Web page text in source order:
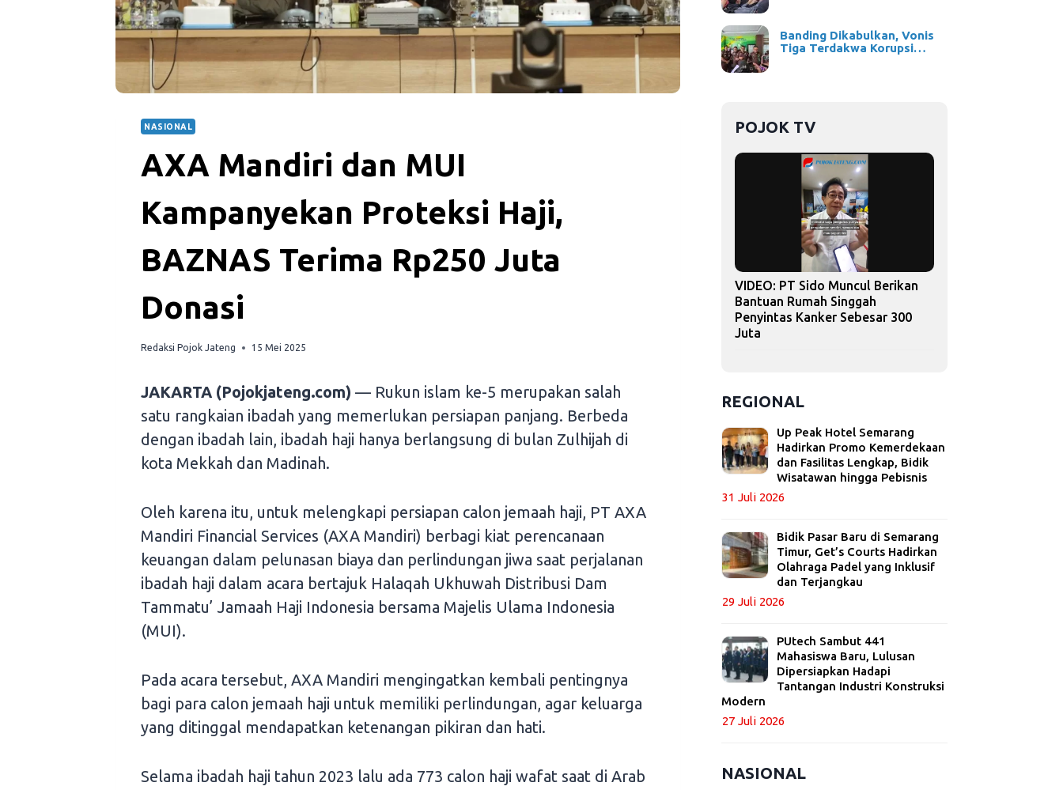
NASIONAL
AXA Mandiri dan MUI
Kampanyekan Proteksi Haji,
BAZNAS Terima Rp250 Juta
Donasi
Redaksi Pojok Jateng 15 Mei 2025
JAKARTA (Pojokjateng.com) — Rukun islam ke-5 merupakan salah
satu rangkaian ibadah yang memerlukan persiapan panjang. Berbeda
dengan ibadah lain, ibadah haji hanya berlangsung di bulan Zulhijah di
kota Mekkah dan Madinah.
Oleh karena itu, untuk melengkapi persiapan calon jemaah haji, PT AXA
Mandiri Financial Services (AXA Mandiri) berbagi kiat perencanaan
keuangan dalam pelunasan biaya dan perlindungan jiwa saat perjalanan
ibadah haji dalam acara bertajuk Halaqah Ukhuwah Distribusi Dam
Tammatu’ Jamaah Haji Indonesia bersama Majelis Ulama Indonesia
(MUI).
Pada acara tersebut, AXA Mandiri mengingatkan kembali pentingnya
bagi para calon jemaah haji untuk memiliki perlindungan, agar keluarga
yang ditinggal mendapatkan ketenangan pikiran dan hati.
Selama ibadah haji tahun 2023 lalu ada 773 calon haji wafat saat di Arab
Banding Dikabulkan, Vonis
Tiga Terdakwa Korupsi…
POJOK TV
VIDEO: PT Sido Muncul Berikan
Bantuan Rumah Singgah
Penyintas Kanker Sebesar 300
Juta
REGIONAL
Up Peak Hotel Semarang
Hadirkan Promo Kemerdekaan
dan Fasilitas Lengkap, Bidik
Wisatawan hingga Pebisnis
31 Juli 2026
Bidik Pasar Baru di Semarang
Timur, Get’s Courts Hadirkan
Olahraga Padel yang Inklusif
dan Terjangkau
29 Juli 2026
PUtech Sambut 441
Mahasiswa Baru, Lulusan
Dipersiapkan Hadapi
Tantangan Industri Konstruksi
Modern
27 Juli 2026
NASIONAL